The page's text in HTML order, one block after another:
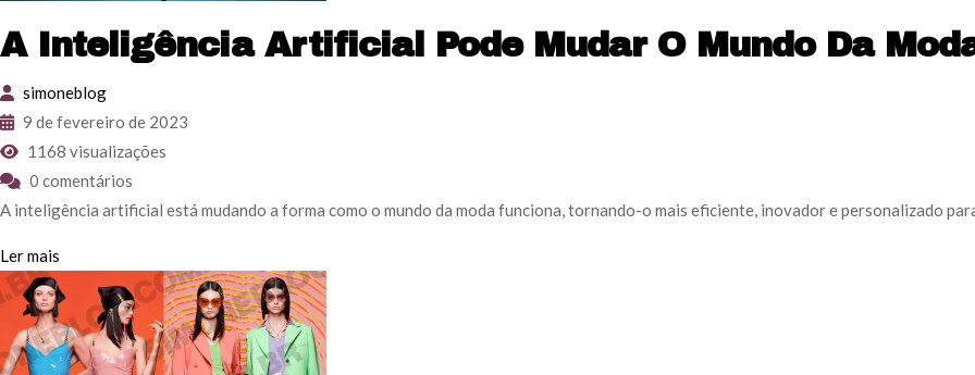
A Inteligência Artificial Pode Mudar O Mundo Da
simoneblog
9 de fevereiro de 2023
1168 visualizações
0 comentários
A inteligência artificial está mudando a forma como o mundo da moda funciona, tornando-o mais eficiente, inovador e personalizado
Ler mais